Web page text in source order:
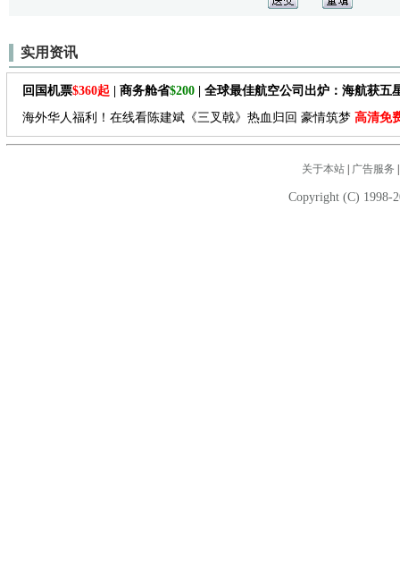
实用资讯
回国机票$360起 | 商务舱省$200 | 全球最佳航空公司出炉：海航获五
海外华人福利！在线看陈建斌《三叉戟》热血归回 豪情筑梦 高清免
关于本站| 广告服务
Copyright (C) 1998-